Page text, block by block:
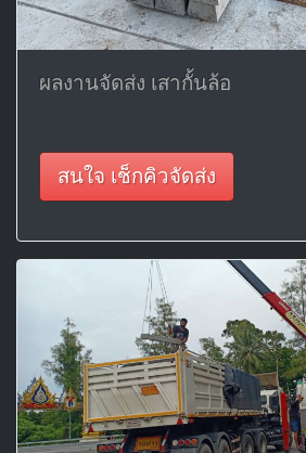
ผลงานจัดส่ง เสากั้นล้อ
สนใจ เช็กคิวจัดส่ง